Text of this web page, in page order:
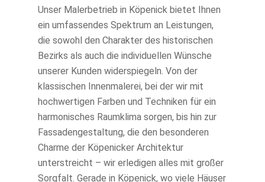
Unser Malerbetrieb in Köpenick bietet Ihnen
ein umfassendes Spektrum an Leistungen,
die sowohl den Charakter des historischen
Bezirks als auch die individuellen Wünsche
unserer Kunden widerspiegeln. Von der
klassischen Innenmalerei, bei der wir mit
hochwertigen Farben und Techniken für ein
harmonisches Raumklima sorgen, bis hin zur
Fassadengestaltung, die den besonderen
Charme der Köpenicker Architektur
unterstreicht – wir erledigen alles mit großer
Sorgfalt. Gerade in Köpenick, wo viele Häuser